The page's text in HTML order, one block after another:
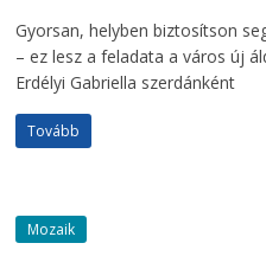
Gyorsan, helyben biztosítson
– ez lesz a feladata a város új
Erdélyi Gabriella szerdánként
Tovább
Mozaik